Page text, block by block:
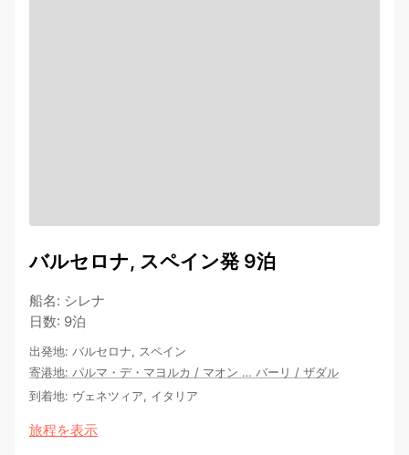
バルセロナ, スペイン発 9泊
船名: シレナ
日数: 9泊
出発地: バルセロナ, スペイン
寄港地: パルマ・デ・マヨルカ / マオン … バーリ / ザダル
到着地: ヴェネツィア, イタリア
旅程を表示